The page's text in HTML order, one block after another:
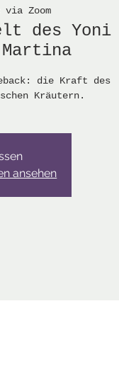
Zoom
des Yoni
die Kraft des
Kräutern.
ansehen